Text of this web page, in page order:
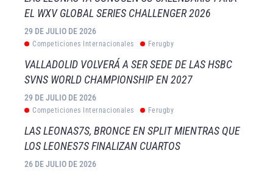
EL WXV GLOBAL SERIES CHALLENGER 2026
29 DE JULIO DE 2026
Competiciones Internacionales Ferugby
VALLADOLID VOLVERÁ A SER SEDE DE LAS HSBC
SVNS WORLD CHAMPIONSHIP EN 2027
29 DE JULIO DE 2026
Competiciones Internacionales Ferugby
LAS LEONAS7S, BRONCE EN SPLIT MIENTRAS QUE
LOS LEONES7S FINALIZAN CUARTOS
26 DE JULIO DE 2026